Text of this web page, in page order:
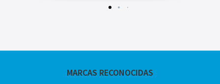
MARCAS RECONOCIDAS